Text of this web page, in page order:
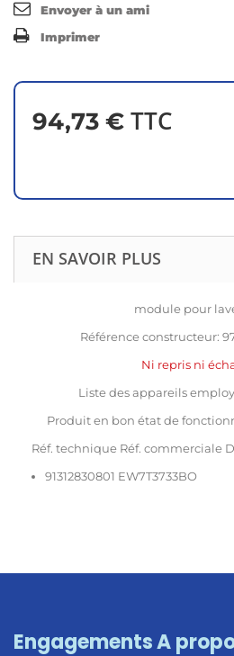
Envoyer à un ami
Imprimer
94,73 € TTC
EN SAVOIR PLUS
module pour
Référence constructeur:
Ni repris ni
Liste des appareils
Produit en bon état de
Réf. technique Réf. commerciale
91312830801 EW7T3733BO
EngagementsA